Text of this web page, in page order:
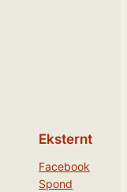
Eksternt
Facebook
Spond